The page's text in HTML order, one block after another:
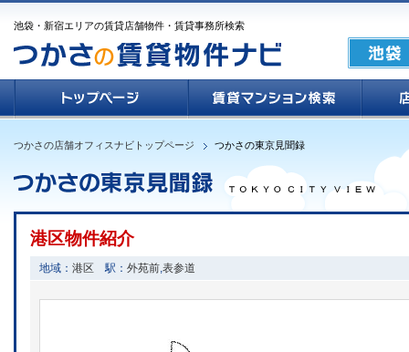
池袋・新宿エリアの賃貸店舗物件・賃貸事務所検索
つかさの店舗オフィスナビトップページ つかさの東京見聞録
港区物件紹介
地域： 港区 駅： 外苑前,表参道